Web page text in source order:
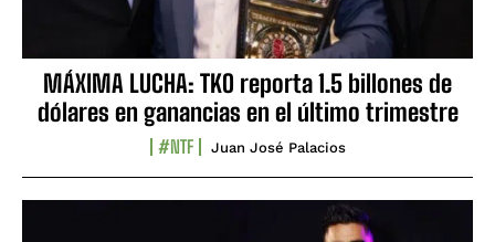
MÁXIMA LUCHA: TKO reporta 1.5 billones de
dólares en ganancias en el último trimestre
#NTF Juan José Palacios